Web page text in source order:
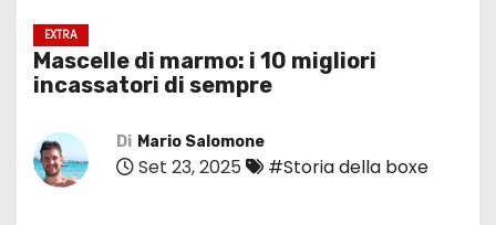
EXTRA
Mascelle di marmo: i 10 migliori
incassatori di sempre
Di Mario Salomone
Set 23, 2025 #Storia della boxe